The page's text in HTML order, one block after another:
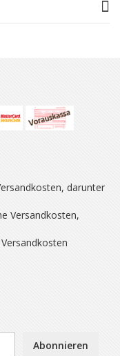
darunter
Versandkosten,
Abonnieren